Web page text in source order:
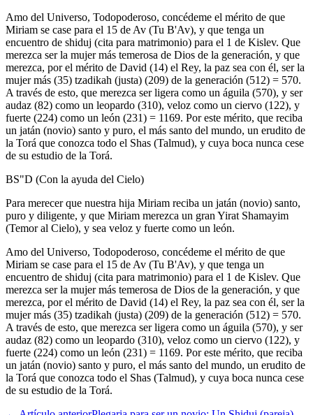
Amo del Universo, Todopoderoso, concédeme el mérito de que
Miriam se case para el 15 de Av (Tu B'Av), y que tenga un
encuentro de shiduj (cita para matrimonio) para el 1 de Kislev. Que
merezca ser la mujer más temerosa de Dios de la generación, y que
merezca, por el mérito de David (14) el Rey, la paz sea con él, ser la
mujer más (35) tzadikah (justa) (209) de la generación (512) = 570.
A través de esto, que merezca ser ligera como un águila (570), y ser
audaz (82) como un leopardo (310), veloz como un ciervo (122), y
fuerte (224) como un león (231) = 1169. Por este mérito, que reciba
un jatán (novio) santo y puro, el más santo del mundo, un erudito de
la Torá que conozca todo el Shas (Talmud), y cuya boca nunca cese
de su estudio de la Torá.
BS"D (Con la ayuda del Cielo)
Para merecer que nuestra hija Miriam reciba un jatán (novio) santo,
puro y diligente, y que Miriam merezca un gran Yirat Shamayim
(Temor al Cielo), y sea veloz y fuerte como un león.
Amo del Universo, Todopoderoso, concédeme el mérito de que
Miriam se case para el 15 de Av (Tu B'Av), y que tenga un
encuentro de shiduj (cita para matrimonio) para el 1 de Kislev. Que
merezca ser la mujer más temerosa de Dios de la generación, y que
merezca, por el mérito de David (14) el Rey, la paz sea con él, ser la
mujer más (35) tzadikah (justa) (209) de la generación (512) = 570.
A través de esto, que merezca ser ligera como un águila (570), y ser
audaz (82) como un leopardo (310), veloz como un ciervo (122), y
fuerte (224) como un león (231) = 1169. Por este mérito, que reciba
un jatán (novio) santo y puro, el más santo del mundo, un erudito de
la Torá que conozca todo el Shas (Talmud), y cuya boca nunca cese
de su estudio de la Torá.